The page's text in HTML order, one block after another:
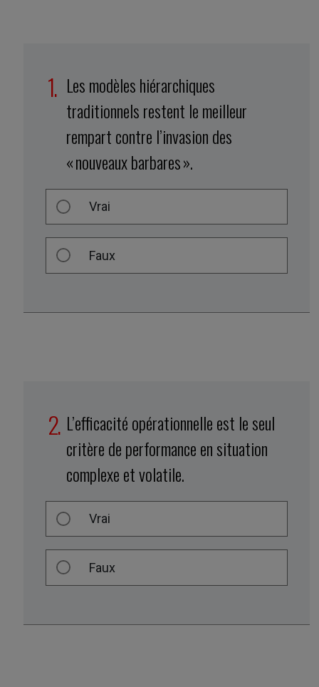
Les modèles hiérarchiques
traditionnels restent le meilleur
rempart contre l’invasion des
« nouveaux barbares ».
Vrai
Faux
L’efficacité opérationnelle est le seul
critère de performance en situation
complexe et volatile.
Vrai
Faux